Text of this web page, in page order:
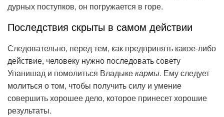
дурных поступков, он погружается в горе.
Последствия скрыты в самом действии
Следовательно, перед тем, как предпринять какое-либо
действие, человеку нужно последовать совету
Упанишад и помолиться Владыкекармы. Ему следует
молиться о том, чтобы получить силу и умение
совершить хорошее дело, которое принесет хорошие
результаты.